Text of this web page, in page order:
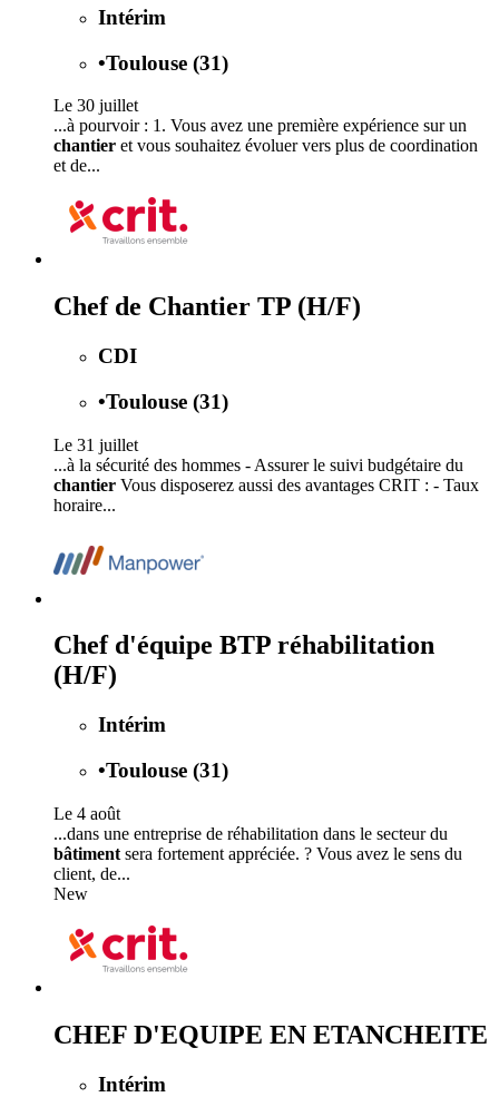
Intérim
•Toulouse (31)
Le 30 juillet
...à pourvoir : 1. Vous avez une première expérience sur un
chantier et vous souhaitez évoluer vers plus de coordination
et de...
Chef de Chantier TP (H/F)
CDI
•Toulouse (31)
Le 31 juillet
...à la sécurité des hommes - Assurer le suivi budgétaire du
chantier Vous disposerez aussi des avantages CRIT : - Taux
horaire...
Chef d'équipe BTP réhabilitation
(H/F)
Intérim
•Toulouse (31)
Le 4 août
...dans une entreprise de réhabilitation dans le secteur du
bâtiment sera fortement appréciée. ? Vous avez le sens du
client, de...
New
CHEF D'EQUIPE EN ETANCHEITE
Intérim